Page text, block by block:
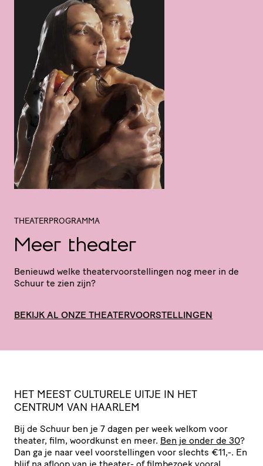
THEATERPROGRAMMA
Meer theater
Benieuwd welke thea­ter­voor­stel­lingen nog meer in de
Schuur te zien zijn?
BEKIJK AL ONZE THEATERVOORSTELLINGEN
HET MEEST CULTURELE UITJE IN HET
CENTRUM VAN HAARLEM
Bij de Schuur ben je 7 dagen per week welkom voor
theater, film, woordkunst en meer. Ben je onder de 30?
Dan ga je naar veel voor­stel­lingen voor slechts €11,-. En
blijf na afloop van je theater- of filmbezoek vooral